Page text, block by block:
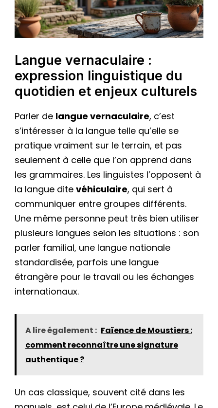
Langue vernaculaire :
expression linguistique du
quotidien et enjeux culturels
Parler de langue vernaculaire, c’est
s’intéresser à la langue telle qu’elle se
pratique vraiment sur le terrain, et pas
seulement à celle que l’on apprend dans
les grammaires. Les linguistes l’opposent à
la langue dite véhiculaire, qui sert à
communiquer entre groupes différents.
Une même personne peut très bien utiliser
plusieurs langues selon les situations : son
parler familial, une langue nationale
standardisée, parfois une langue
étrangère pour le travail ou les échanges
internationaux.
A lire également : Faïence de Moustiers :
comment reconnaître une signature
authentique ?
Un cas classique, souvent cité dans les